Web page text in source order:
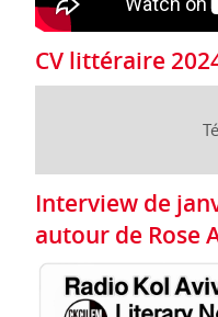
CV littéraire
Interview de
autour de Rose